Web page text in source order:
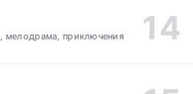
мелодрама, приключения